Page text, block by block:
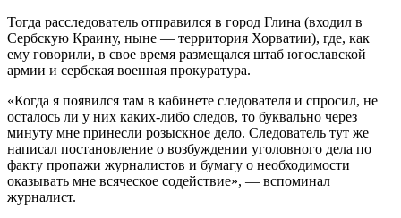
Тогда расследователь отправился в город Глина (входил в
Сербскую Краину, ныне — территория Хорватии), где, как
ему говорили, в свое время размещался штаб югославской
армии и сербская военная прокуратура.
«Когда я появился там в кабинете следователя и спросил, не
осталось ли у них каких-либо следов, то буквально через
минуту мне принесли розыскное дело. Следователь тут же
написал постановление о возбуждении уголовного дела по
факту пропажи журналистов и бумагу о необходимости
оказывать мне всяческое содействие», — вспоминал
журналист.